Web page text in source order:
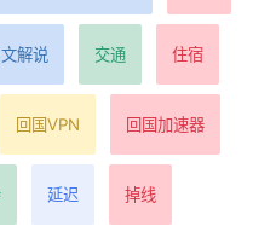
解说 交通 住宿
回国VPN 回国加速器
延迟 掉线